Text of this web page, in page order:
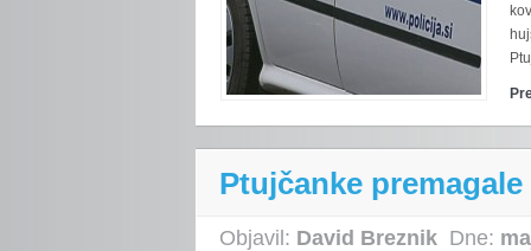
Ptujčanke
Objavil: David Breznik Dne: